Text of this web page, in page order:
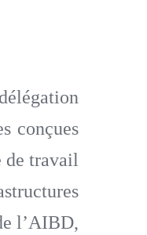
conçues
de travail
l’AIBD,